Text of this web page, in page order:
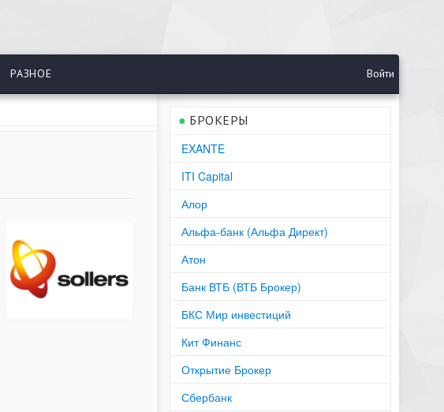
РАЗНОЕ Войти
● БРОКЕРЫ
EXANTE
ITI Capital
Алор
Альфа-банк (Альфа Директ)
Атон
Банк ВТБ (ВТБ Брокер)
БКС Мир инвестиций
Кит Финанс
Открытие Брокер
Сбербанк